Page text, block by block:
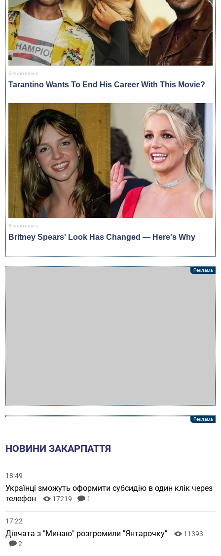
НОВИНИ ЗАКАРПАТТЯ
18:49
Українці зможуть оформити субсидію в один клік через
телефон
17219 1
17:22
Дівчата з "Минаю" розгромили "Янтарочку"
11393
2